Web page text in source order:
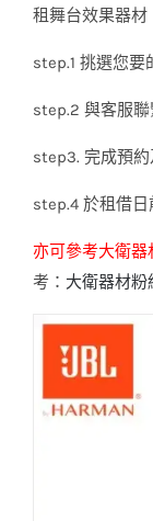
租舞台效果器
step.1 挑選您要
step.2 與客服
step3. 完成預
step.4 於租借
亦可參考大衛器
考： 大衛器材粉